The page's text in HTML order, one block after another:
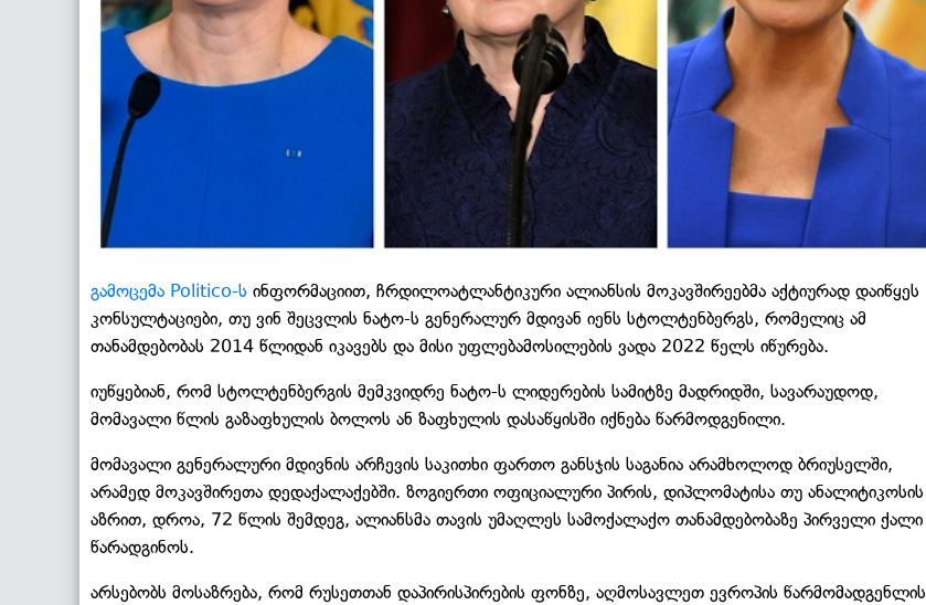
გამოცემა Politico-ს ინფორმაციით, ჩრდილოატლანტიკური ალიანსის მოკავშირეებმა აქტიურად დაიწყეს
კონსულტაციები, თუ ვინ შეცვლის ნატო-ს გენერალურ მდივან იენს სტოლტენბერგს, რომელიც ამ
თანამდებობას 2014 წლიდან იკავებს და მისი უფლებამოსილების ვადა 2022 წელს იწურება.
იუწყებიან, რომ სტოლტენბერგის მემკვიდრე ნატო-ს ლიდერების სამიტზე მადრიდში, სავარაუდოდ,
მომავალი წლის გაზაფხულის ბოლოს ან ზაფხულის დასაწყისში იქნება წარმოდგენილი.
მომავალი გენერალური მდივნის არჩევის საკითხი ფართო განსჯის საგანია არამხოლოდ ბრიუსელში,
არამედ მოკავშირეთა დედაქალაქებში. ზოგიერთი ოფიციალური პირის, დიპლომატისა თუ ანალიტიკოსის
აზრით, დროა, 72 წლის შემდეგ, ალიანსმა თავის უმაღლეს სამოქალაქო თანამდებობაზე პირველი ქალი
წარადგინოს.
არსებობს მოსაზრება, რომ რუსეთთან დაპირისპირების ფონზე, აღმოსავლეთ ევროპის წარმომადგენლის